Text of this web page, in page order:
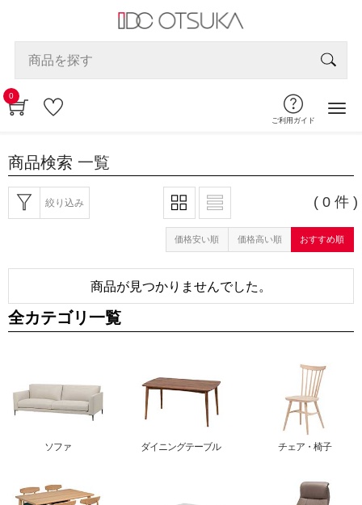
0
ご利用ガイド
商品検索 一覧
絞り込み ( 0 件 )
価格安い順 価格高い順 おすすめ順
商品が見つかりませんでした。
全カテゴリ一覧
ソファ ダイニングテーブル チェア・椅子